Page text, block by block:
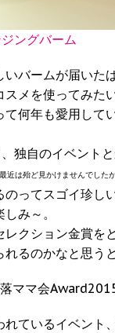
ングバーム
バームが届いた
スメを使ってみた
て何年も愛用して
、独自のイベント
最近は殆ど見かけませんでしたが
ってスゴイ珍し
み～。
レクション金賞を
るのかなと思う
ママ会
れているイベント